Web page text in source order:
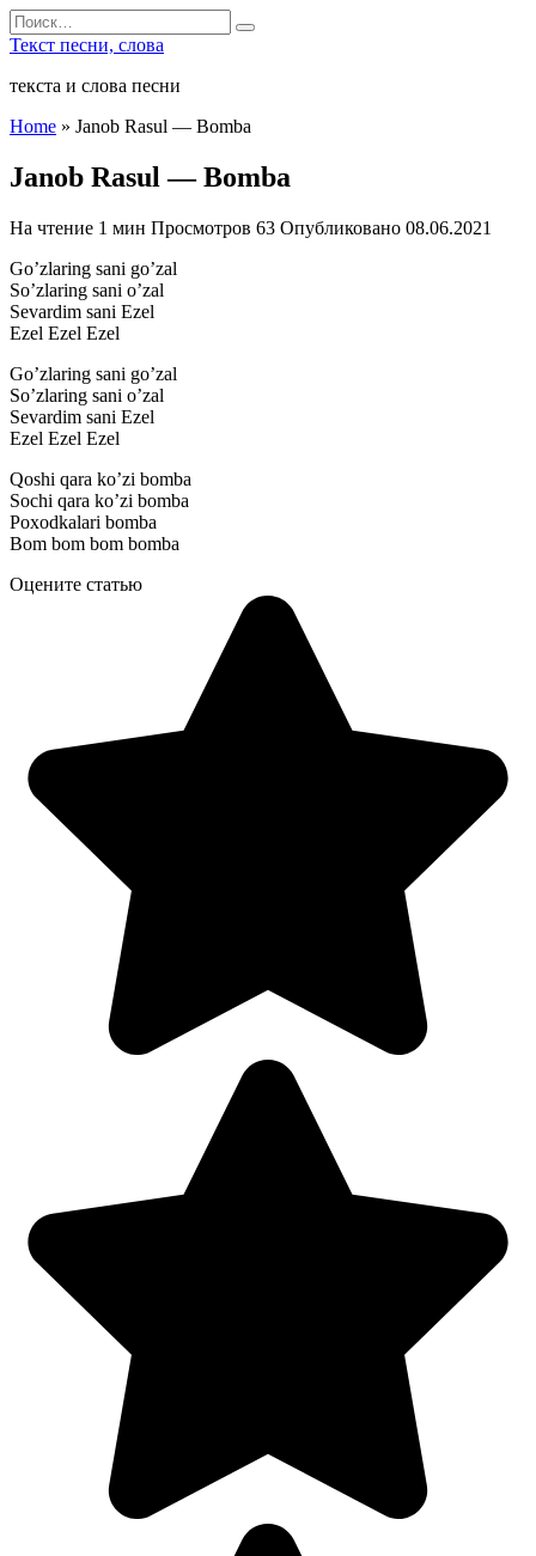
Перейти
к
Search
for:
Текст песни, слова
текста и слова песни
Home » Janob Rasul — Bomba
Janob Rasul — Bomba
На чтение 1 мин Просмотров 63 Опубликовано 08.06.2021
Go’zlaring sani go’zal
So’zlaring sani o’zal
Sevardim sani Ezel
Ezel Ezel Ezel
Go’zlaring sani go’zal
So’zlaring sani o’zal
Sevardim sani Ezel
Ezel Ezel Ezel
Qoshi qara ko’zi bomba
Sochi qara ko’zi bomba
Poxodkalari bomba
Bom bom bom bomba
Оцените статью